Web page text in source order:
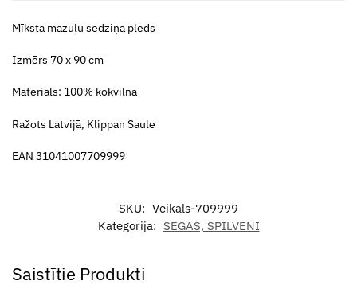
Mīksta mazuļu sedziņa pleds
Izmērs 70 x 90 cm
Materiāls: 100% kokvilna
Ražots Latvijā, Klippan Saule
EAN 31041007709999
SKU: Veikals-709999
Kategorija: SEGAS, SPILVENI
Saistītie Produkti